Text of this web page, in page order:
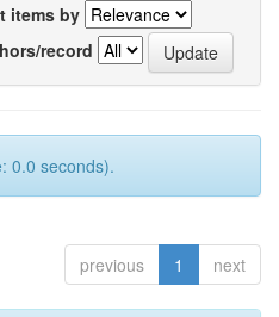
items by
record
0.0 seconds).
previous 1 next